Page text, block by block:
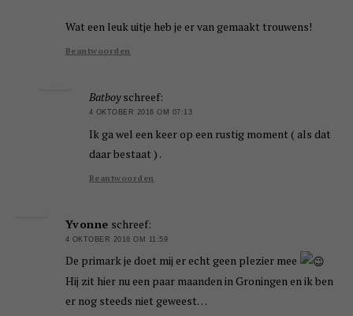
Wat een leuk uitje heb je er van gemaakt trouwens!
Beantwoorden
Batboy schreef:
4 OKTOBER 2016 OM 07:13
Ik ga wel een keer op een rustig moment ( als dat
daar bestaat ) .
Beantwoorden
Yvonne schreef:
4 OKTOBER 2016 OM 11:59
De primark je doet mij er echt geen plezier mee
Hij zit hier nu een paar maanden in Groningen en ik ben
er nog steeds niet geweest…